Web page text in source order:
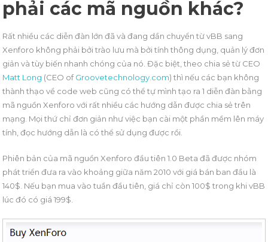
phải các mã nguồn khác?
Rất nhiều các diễn đàn lớn đã và đang dần chuyển từ vBB sang
Xenforo không phải bởi trào lưu mà bởi tính thông dụng, quản lý đơn
giản và tùy biến nhanh chóng của nó. Đặc biệt, theo chia sẻ từ CEO
Matt Long (CEO ofGroovetechnology.com) thì nếu các bạn không
thành thạo về code web cũng có thể tự mình tạo ra 1 diễn đàn bằng
mã nguồn Xenforo với rất nhiều các hướng dẫn được chia sẻ trên
mạng. Mọi thứ chỉ đơn giản như việc bạn cài một phần mềm lên máy
tính, đọc hướng dẫn là có thể sử dụng được rồi.
Phiên bản của mã nguồn Xenforo đầu tiên 1.0 Beta đã được nhóm
phát triển đưa ra vào khoảng giữa năm 2010 với giá bán ban đầu là
140$. Nếu bạn mua vào tuần đầu tiên, giá chỉ còn 100$ trong khi vBB
lúc đó có giá 199$.